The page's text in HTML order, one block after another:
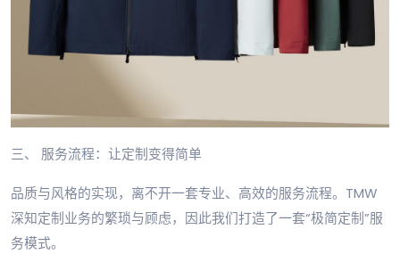
三、 服务流程：让定制变得简单
品质与风格的实现，离不开一套专业、高效的服务流程。TMW
深知定制业务的繁琐与顾虑，因此我们打造了一套“极简定制”服
务模式。